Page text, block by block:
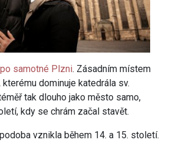
samotné Plzni. Zásadním místem
dominuje katedrála sv.
tak dlouho jako město samo,
kdy se chrám začal stavět.
vznikla během 14. a 15. století.